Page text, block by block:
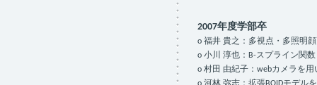
2007年度学部卒
o 福井 貴之：多視点・多照明
o 小川 淳也：B-スプライン関
o 村田 由紀子：webカメラを